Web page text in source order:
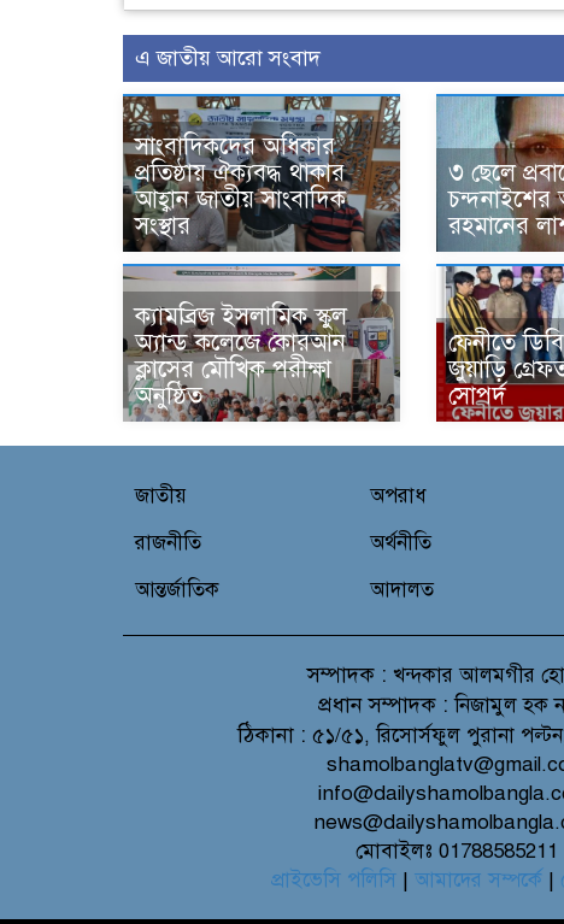
এ জাতীয় আরো সংবাদ
সাংবাদিকদের অধিকার
প্রতিষ্ঠায় ঐক্যবদ্ধ থাকার
আহ্বান জাতীয় সাংবাদিক
সংস্থার
৩ ছেলে
রহমানের
ক্যামব্রিজ ইসলামিক স্কুল
অ্যান্ড কলেজে কোরআন
ক্লাসের মৌখিক পরীক্ষা
অনুষ্ঠিত
ফেনীতে
জুয়াড়ি
সোপর্দ
জাতীয়
রাজনীতি
আন্তর্জাতিক
অপরাধ
অর্থনীতি
আদালত
সম্পাদক : খন্দকার আলমগীর
প্রধান সম্পাদক : নিজামুল হক
ঠিকানা : ৫১/৫১, রিসোর্সফুল পুরানা
মোবাইলঃ 01788585211
প্রাইভেসি পলিসি| আমাদের সম্পর্কে|